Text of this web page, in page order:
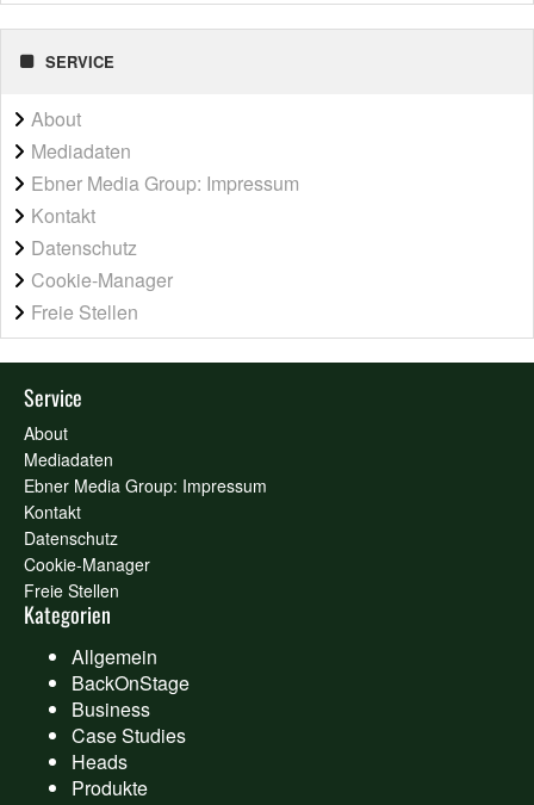
SERVICE
About
Mediadaten
Ebner Media Group: Impressum
Kontakt
Datenschutz
Cookie-Manager
Freie Stellen
Service
About
Mediadaten
Ebner Media Group: Impressum
Kontakt
Datenschutz
Cookie-Manager
Freie Stellen
Kategorien
Allgemein
BackOnStage
Business
Case Studies
Heads
Produkte